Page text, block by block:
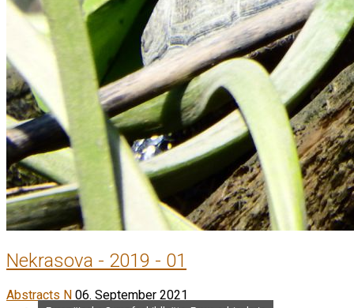
Nekrasova - 2019 - 01
Abstracts N 06. September 2021